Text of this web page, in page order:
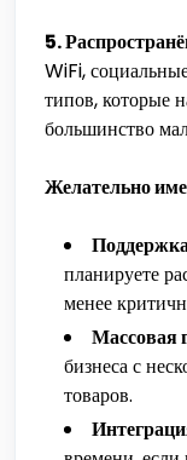
5.
WiFi,
типов, которые
большинство
Желательно
планируете
менее
Массовая
бизнеса с
товаров.